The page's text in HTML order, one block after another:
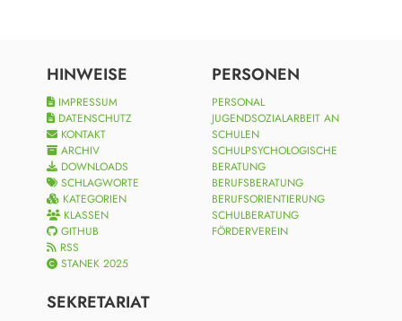
HINWEISE
IMPRESSUM
DATENSCHUTZ
KONTAKT
ARCHIV
DOWNLOADS
SCHLAGWORTE
KATEGORIEN
KLASSEN
GITHUB
RSS
STANEK 2025
SEKRETARIAT
PERSONEN
PERSONAL
JUGENDSOZIALARBEIT AN
SCHULEN
SCHULPSYCHOLOGISCHE
BERATUNG
BERUFSBERATUNG
BERUFSORIENTIERUNG
SCHULBERATUNG
FÖRDERVEREIN